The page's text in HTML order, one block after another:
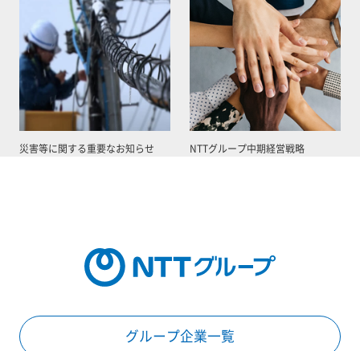
災害等に関する重要なお知らせ NTTグループ中期経営戦略
グループ企業一覧